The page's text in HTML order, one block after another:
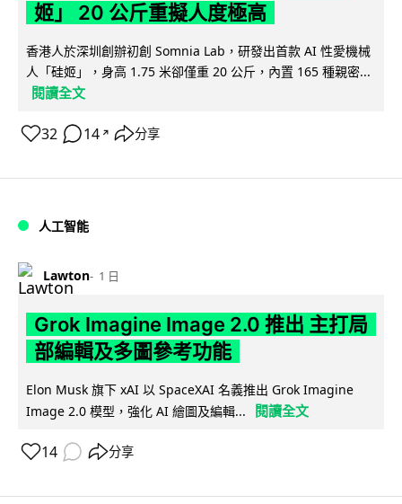
姬」 20 公斤重擬人度極高
香港人於深圳創辦初創 Somnia Lab，研發出首款 AI 性愛機械
人「硅姬」，身高 1.75 米卻僅重 20 公斤，內置 165 種親密...
閱讀全文
32 14 ↗ 分享
人工智能
Lawton 1 日
Grok Imagine Image 2.0 推出 主打局
部編輯及多圖參考功能
Elon Musk 旗下 xAI 以 SpaceXAI 名義推出 Grok Imagine
Image 2.0 模型，強化 AI 繪圖及編輯...
閱讀全文
14 分享